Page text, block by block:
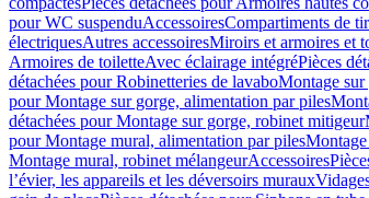
pour WC suspenduAccessoiresCompartiments de
électriquesAutres accessoiresMiroirs et armoires et
Armoires de toiletteAvec éclairage intégréPièces
détachées pour Robinetteries de lavaboMontage sur
pour Montage sur gorge, alimentation par piles
détachées pour Montage sur gorge, robinet mitigeur
pour Montage mural, alimentation par piles
Montage mural, robinet mélangeurAccessoires
l’évier, les appareils et les déversoirs muraux